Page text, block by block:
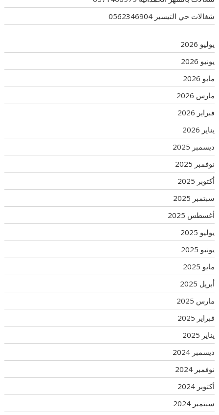
شغالات حي التيسير 0562346904
يوليو 2026
يونيو 2026
مايو 2026
مارس 2026
فبراير 2026
يناير 2026
ديسمبر 2025
نوفمبر 2025
أكتوبر 2025
سبتمبر 2025
أغسطس 2025
يوليو 2025
يونيو 2025
مايو 2025
أبريل 2025
مارس 2025
فبراير 2025
يناير 2025
ديسمبر 2024
نوفمبر 2024
أكتوبر 2024
سبتمبر 2024